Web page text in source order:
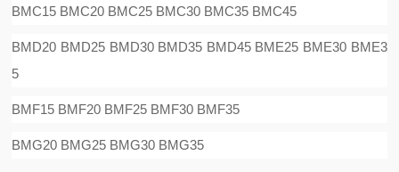
BMC15 BMC20 BMC25 BMC30 BMC35 BMC45
BMD20 BMD25 BMD30 BMD35 BMD45 BME25 BME30 BME3
5
BMF15 BMF20 BMF25 BMF30 BMF35
BMG20 BMG25 BMG30 BMG35